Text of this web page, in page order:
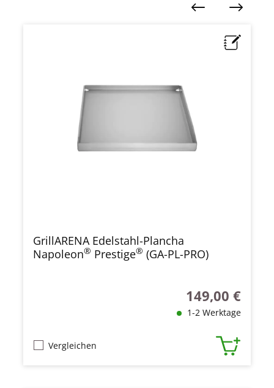
GrillARENA Edelstahl-Plancha
Napoleon® Prestige® (GA-PL-PRO)
Regulärer Preis:
149,00 €
1-2 Werktage
Vergleichen